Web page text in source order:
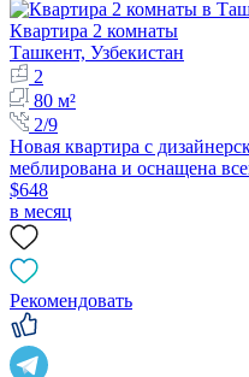
Квартира 2 комнаты
Ташкент, Узбекистан
2
80 м²
2/9
Новая квартира с
меблирована и оснащена
$648
в месяц
Рекомендовать